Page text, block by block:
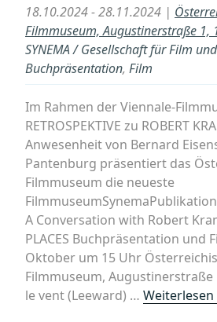
18.10.2024 - 28.11.2024 |
Filmmuseum, Augustinerstraße 1,
SYNEMA / Gesellschaft für Film
Buchpräsentation, Film
Im Rahmen der Viennale-
RETROSPEKTIVE zu ROBERT
Anwesenheit von Bernard
Pantenburg präsentiert das
Filmmuseum die neueste
A Conversation with Robert
PLACES Buchpräsentation und
Oktober um 15 Uhr
Filmmuseum, Augustinerstraße
le vent (Leeward) … Weiterlesen